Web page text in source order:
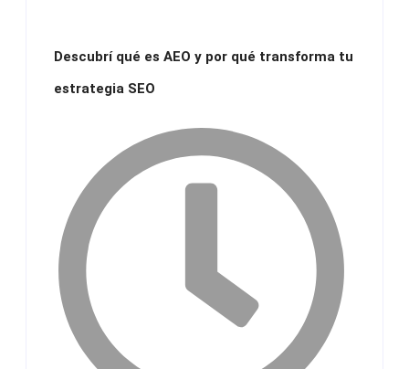
Descubrí qué es AEO y por qué transforma tu
estrategia SEO